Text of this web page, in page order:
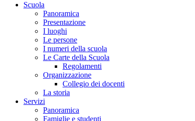
Scuola
Panoramica
Presentazione
I luoghi
Le persone
I numeri della scuola
Le Carte della Scuola
Regolamenti
Organizzazione
Collegio dei docenti
La storia
Servizi
Panoramica
Famiglie e studenti